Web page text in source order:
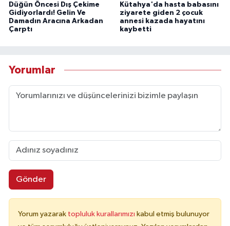
Düğün Öncesi Dış Çekime
Gidiyorlardı! Gelin Ve
Damadın Aracına Arkadan
Çarptı
Kütahya'da hasta babasını
ziyarete giden 2 çocuk
annesi kazada hayatını
kaybetti
Yorumlar
Gönder
Yorum yazarak topluluk kurallarımızı kabul etmiş bulunuyor